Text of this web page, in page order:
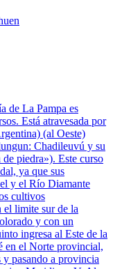
de La Pampa es
Está atravesada por
(al Oeste)
Chadileuvú y su
piedra»). Este curso
ya que sus
y el Río Diamante
cultivos
el limite sur de la
y con un
ingresa al Este de la
en el Norte provincial,
y pasando a provincia